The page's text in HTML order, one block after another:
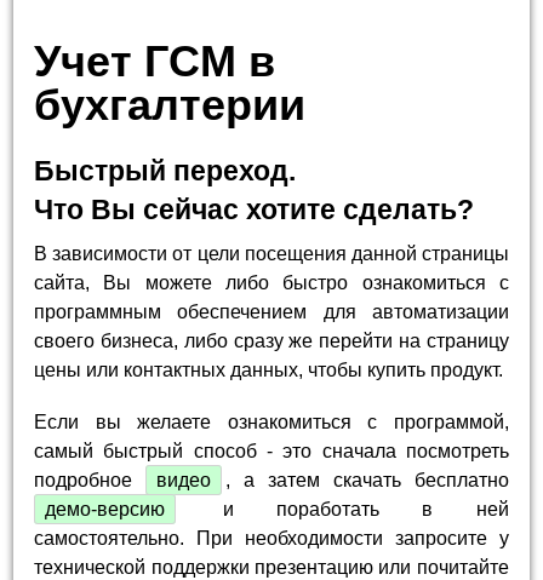
Учет ГСМ в
бухгалтерии
Быстрый переход.
Что Вы сейчас хотите сделать?
В зависимости от цели посещения данной страницы
сайта, Вы можете либо быстро ознакомиться с
программным обеспечением для автоматизации
своего бизнеса, либо сразу же перейти на страницу
цены или контактных данных, чтобы купить продукт.
Если вы желаете ознакомиться с программой,
самый быстрый способ - это сначала посмотреть
подробное
видео
, а затем скачать бесплатно
демо-версию
и поработать в ней
самостоятельно. При необходимости запросите у
технической поддержки презентацию или почитайте